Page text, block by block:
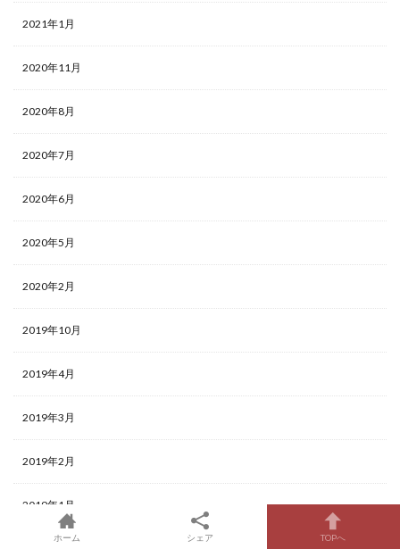
2021年1月
2020年11月
2020年8月
2020年7月
2020年6月
2020年5月
2020年2月
2019年10月
2019年4月
2019年3月
2019年2月
2019年1月
ホーム シェア TOPへ